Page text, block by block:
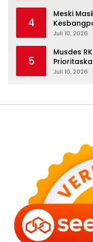
4
Meski
Istiqamah
Juli 10, 2026
5
Musdes
Juli 10, 2026